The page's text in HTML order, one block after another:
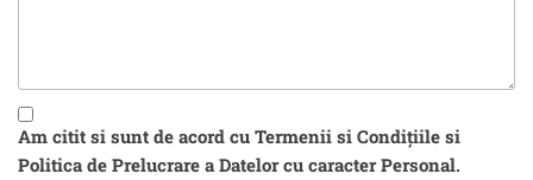
Am citit si sunt de acord cu Termenii si Condițiile si
Politica de Prelucrare a Datelor cu caracter Personal.